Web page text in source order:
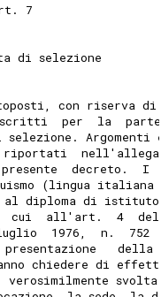
7
di selezione
con riserva
per  la
selezione.
riportati
decreto.  I
(lingua italiana
diploma di istituto
cui  all'art.  4
1976,  n.  752
della
chiedere di
verosimilmente